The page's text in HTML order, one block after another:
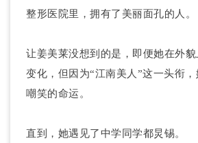
整形医院里，拥有了美丽面孔的人。
让姜美莱没想到的是，即便她在外
变化，但因为“江南美人”这一头衔
嘲笑的命运。
直到，她遇见了中学同学都炅锡。